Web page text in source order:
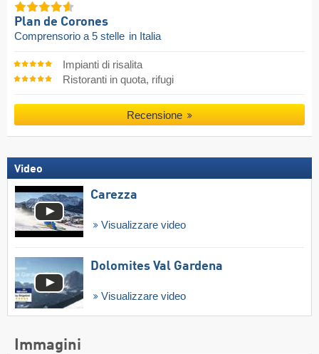
Plan de Corones
Comprensorio a 5 stelle in Italia
Impianti di risalita
Ristoranti in quota, rifugi
Recensione
Video
Carezza
Visualizzare video
Dolomites Val Gardena
Visualizzare video
Immagini